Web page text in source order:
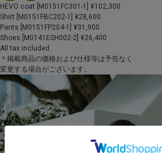
HEVO coat [M0151FC301-1] ¥102,300
Shirt [M0151FBC202-1] ¥28,600
Pants [M0151FP204-1] ¥31,900
Shoes [M0141ESH002-2] ¥26,400
All tax included
＊掲載商品の価格および仕様等は予告なく
変更する場合がございます。